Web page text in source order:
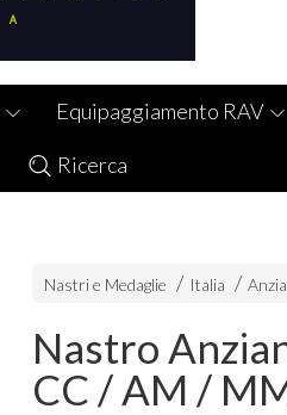
Equipaggiamento RAV
Ricerca
Nastri e Medaglie Italia
Nastro
CC / AM /